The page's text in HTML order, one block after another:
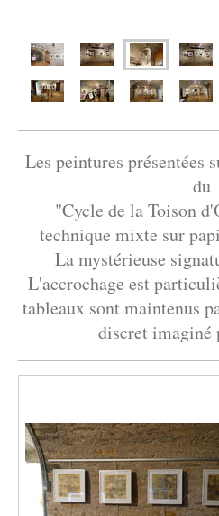
Les peintures présentées
du
"Cycle de la Toison
technique mixte sur
La mystérieuse
L'accrochage est
tableaux sont maintenus
discret imaginé